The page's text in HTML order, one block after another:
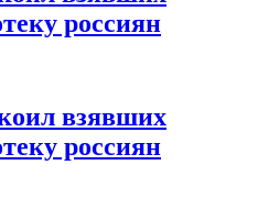
россиян
взявших
россиян